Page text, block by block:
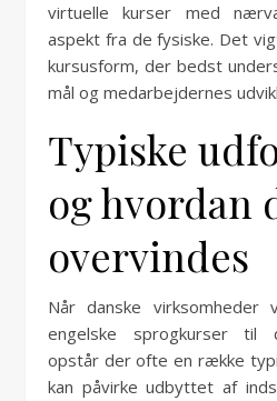
virtuelle kurser med
aspekt fra de fysiske. Det
kursusform, der bedst
mål og medarbejdernes
Typiske
og hvordan
overvindes
Når danske
engelske sprogkurser til
opstår der ofte en række
kan påvirke udbyttet af